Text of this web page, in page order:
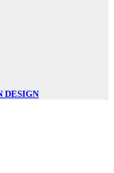
DESIGN